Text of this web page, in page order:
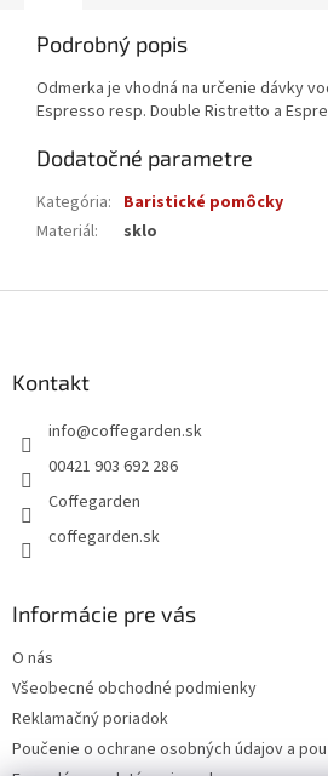
Podrobný popis
Odmerka je vhodná na určenie dávky
Espresso resp. Double Ristretto a
Dodatočné parametre
Kategória: Baristické pomôcky
Materiál: sklo
Kontakt
info@coffegarden.sk
00421 903 692 286
Coffegarden
coffegarden.sk
Informácie pre vás
O nás
Všeobecné obchodné podmienky
Reklamačný poriadok
Poučenie o ochrane osobných údajov a